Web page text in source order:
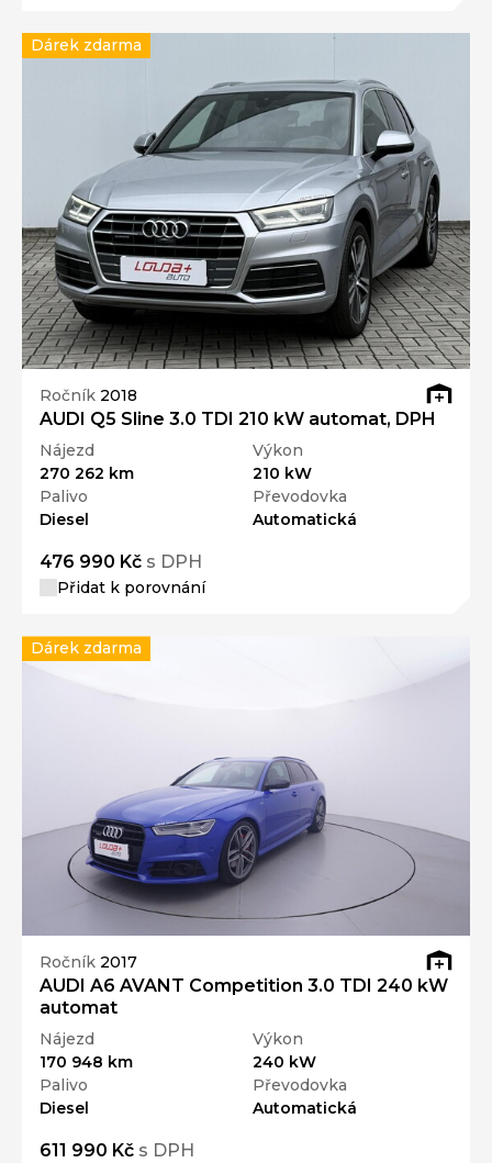
Ročník 2018
AUDI Q5 Sline 3.0 TDI 210 kW automat, DPH
Nájezd
270 262 km
Výkon
210 kW
Palivo
Diesel
Převodovka
Automatická
476 990 Kč s DPH
Přidat k porovnání
Dárek zdarma
Ročník 2017
AUDI A6 AVANT Competition 3.0 TDI 240 kW
automat
Nájezd
170 948 km
Výkon
240 kW
Palivo
Diesel
Převodovka
Automatická
611 990 Kč s DPH
Dárek zdarma